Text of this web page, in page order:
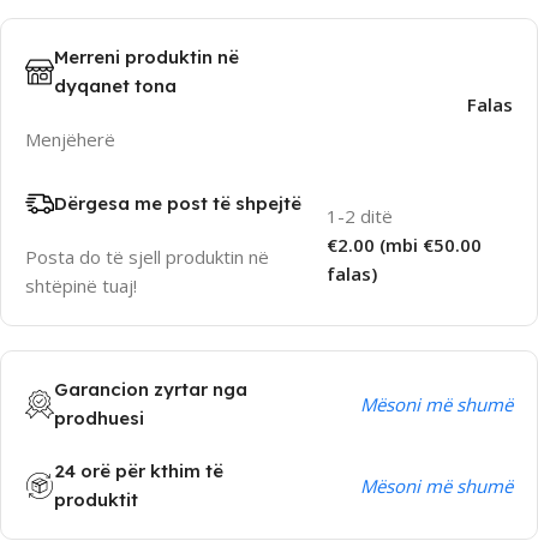
Merreni produktin në
dyqanet tona
Menjëherë
Falas
Dërgesa me post të shpejtë
Posta do të sjell produktin në
shtëpinë tuaj!
1-2 ditë
€2.00 (mbi €50.00
falas)
Garancion zyrtar nga
prodhuesi
Mësoni më shumë
24 orë për kthim të
produktit
Mësoni më shumë